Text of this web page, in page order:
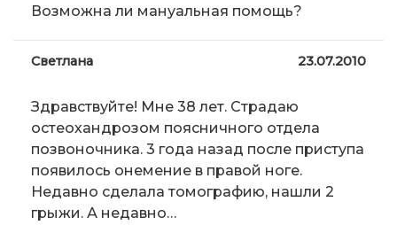
Возможна ли мануальная помощь?
Светлана 23.07.2010
Здравствуйте! Мне 38 лет. Страдаю
остеохандрозом поясничного отдела
позвоночника. 3 года назад после приступа
появилось онемение в правой ноге.
Недавно сделала томографию, нашли 2
грыжи. А недавно…